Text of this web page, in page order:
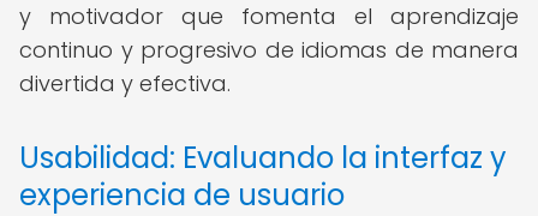
y motivador que fomenta el aprendizaje
continuo y progresivo de idiomas de manera
divertida y efectiva.
Usabilidad: Evaluando la interfaz y
experiencia de usuario